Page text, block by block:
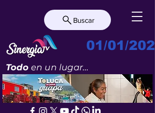
Buscar
01/01/
Todoen un lugar...